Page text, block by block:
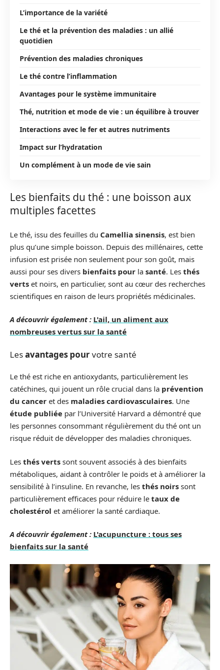
L’importance de la variété
Le thé et la prévention des maladies : un allié
quotidien
Prévention des maladies chroniques
Le thé contre l’inflammation
Avantages pour le système immunitaire
Thé, nutrition et mode de vie : un équilibre à trouver
Interactions avec le fer et autres nutriments
Impact sur l’hydratation
Un complément à un mode de vie sain
Les bienfaits du thé : une boisson aux
multiples facettes
Le thé, issu des feuilles du Camellia sinensis, est bien
plus qu’une simple boisson. Depuis des millénaires, cette
infusion est prisée non seulement pour son goût, mais
aussi pour ses divers bienfaits pour la santé. Les thés
verts et noirs, en particulier, sont au cœur des recherches
scientifiques en raison de leurs propriétés médicinales.
A découvrir également : L'ail, un aliment aux
nombreuses vertus sur la santé
Lesavantages pourvotre santé
Le thé est riche en antioxydants, particulièrement les
catéchines, qui jouent un rôle crucial dans la prévention
du cancer et des maladies cardiovasculaires. Une
étude publiée par l’Université Harvard a démontré que
les personnes consommant régulièrement du thé ont un
risque réduit de développer des maladies chroniques.
Les thés verts sont souvent associés à des bienfaits
métaboliques, aidant à contrôler le poids et à améliorer la
sensibilité à l’insuline. En revanche, les thés noirs sont
particulièrement efficaces pour réduire le taux de
cholestérol et améliorer la santé cardiaque.
A découvrir également : L'acupuncture : tous ses
bienfaits sur la santé